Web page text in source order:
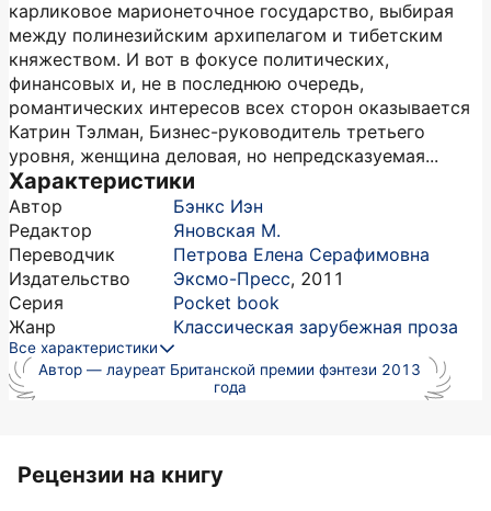
карликовое марионеточное государство, выбирая
между полинезийским архипелагом и тибетским
княжеством. И вот в фокусе политических,
финансовых и, не в последнюю очередь,
романтических интересов всех сторон оказывается
Катрин Тэлман, Бизнес-руководитель третьего
уровня, женщина деловая, но непредсказуемая...
Характеристики
Автор
Бэнкс Иэн
Редактор
Яновская М.
Переводчик
Петрова Елена Серафимовна
Издательство
Эксмо-Пресс, 2011
Серия
Pocket book
Жанр
Классическая зарубежная проза
Все характеристики
Автор — лауреат Британской премии фэнтези 2013
года
Рецензии на книгу